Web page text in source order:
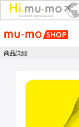
商品詳細